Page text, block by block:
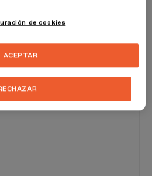
de cookies
ACEPTAR